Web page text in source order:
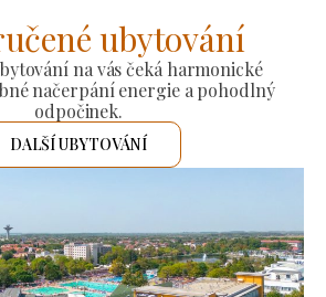
ubytování
na vás čeká harmonické
načerpání energie a pohodlný
odpočinek.
DALŠÍ UBYTOVÁNÍ